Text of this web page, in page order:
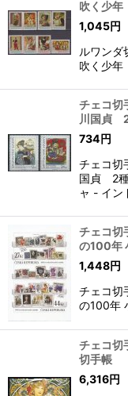
吹く少
1,045円
ルワン
吹く少
チェコ
川国貞
734円
チェコ
国貞 2種
ャ - イン
チェコ
の100年
1,448円
チェコ
の100年
チェコ
切手帳
6,316円